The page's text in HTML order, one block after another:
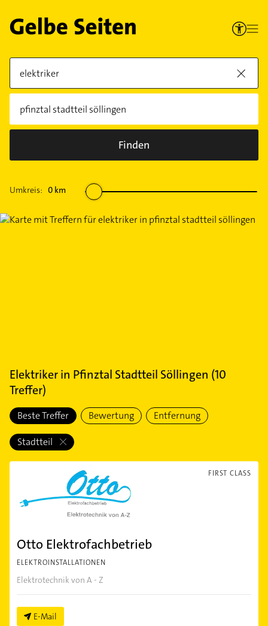
Finden
Umkreis: 0 km
Elektrikerin Pfinztal Stadtteil Söllingen (10
Treffer)
Beste Treffer Bewertung Entfernung
Stadtteil
FIRST CLASS
Otto Elektrofachbetrieb
ELEKTROINSTALLATIONEN
Elektrotechnik von A - Z
E-Mail